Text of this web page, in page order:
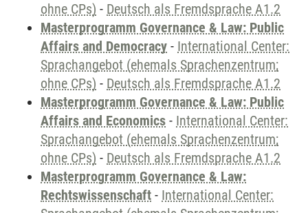
ohne CPs) - Deutsch als Fremdsprache A1.2
Masterprogramm Governance & Law: Public
Affairs and Democracy - International Center:
Sprachangebot (ehemals Sprachenzentrum;
ohne CPs) - Deutsch als Fremdsprache A1.2
Masterprogramm Governance & Law: Public
Affairs and Economics - International Center:
Sprachangebot (ehemals Sprachenzentrum;
ohne CPs) - Deutsch als Fremdsprache A1.2
Masterprogramm Governance & Law:
Rechtswissenschaft - International Center: